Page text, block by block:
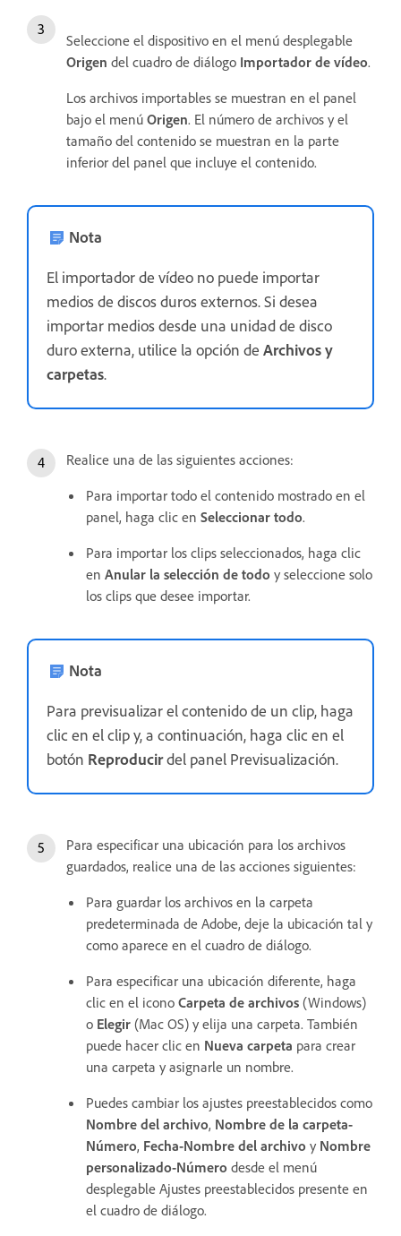
Seleccione el dispositivo en el menú desplegable
Origen del cuadro de diálogo Importador de vídeo.
Los archivos importables se muestran en el panel
bajo el menú Origen. El número de archivos y el
tamaño del contenido se muestran en la parte
inferior del panel que incluye el contenido.
Nota
El importador de vídeo no puede importar
medios de discos duros externos. Si desea
importar medios desde una unidad de disco
duro externa, utilice la opción de Archivos y
carpetas.
Realice una de las siguientes acciones:
Para importar todo el contenido mostrado en el
panel, haga clic en Seleccionar todo.
Para importar los clips seleccionados, haga clic
en Anular la selección de todo y seleccione solo
los clips que desee importar.
Nota
Para previsualizar el contenido de un clip, haga
clic en el clip y, a continuación, haga clic en el
botón Reproducirdel panel Previsualización.
Para especificar una ubicación para los archivos
guardados, realice una de las acciones siguientes:
Para guardar los archivos en la carpeta
predeterminada de Adobe, deje la ubicación tal y
como aparece en el cuadro de diálogo.
Para especificar una ubicación diferente, haga
clic en el icono Carpeta de archivos (Windows)
o Elegir (Mac OS) y elija una carpeta. También
puede hacer clic en Nueva carpeta para crear
una carpeta y asignarle un nombre.
Puedes cambiar los ajustes preestablecidos como
Nombre del archivo, Nombre de la carpeta-
Número, Fecha-Nombre del archivo y Nombre
personalizado-Número desde el menú
desplegable Ajustes preestablecidos presente en
el cuadro de diálogo.